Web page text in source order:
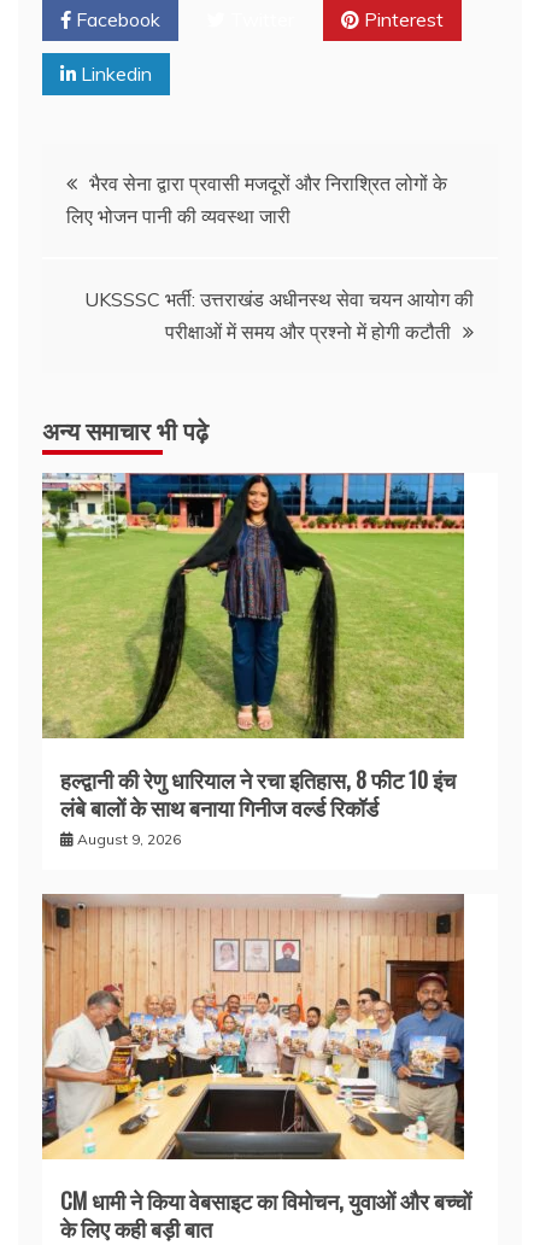
Facebook Pinterest
Linkedin
भैरव सेना द्वारा प्रवासी मजदूरों और निराश्रित लोगों के
लिए भोजन पानी की व्यवस्था जारी
UKSSSC भर्ती: उत्तराखंड अधीनस्थ सेवा चयन आयोग की
परीक्षाओं में समय और प्रश्नो में होगी कटौती
अन्य समाचार भी पढ़े
हल्द्वानी की रेणु धारियाल ने रचा इतिहास, 8 फीट 10 इंच
लंबे बालों के साथ बनाया गिनीज वर्ल्ड रिकॉर्ड
August 9, 2026
CM धामी ने किया वेबसाइट का विमोचन, युवाओं और बच्चों
के लिए कही बड़ी बात